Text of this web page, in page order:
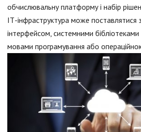
обчислювальну платформу і набір
ІТ-інфраструктура може поставлятися
інтерфейсом, системними бібліотеками
мовами програмування або